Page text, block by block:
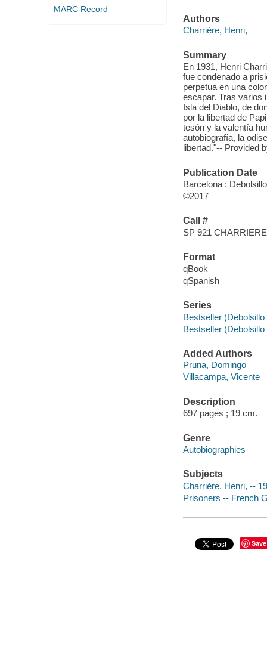
MARC Record
Authors
Charrière, Henri,
Summary
En 1931, Henri
fue condenado a
perpetua en una
escapar. Tras varios
Isla del Diablo, de
por la libertad de
tesón y la valentía
autobiografía, la
libertad."-- Provided
Publication Date
Barcelona :
©2017
Call #
SP 921
Format
qBook
qSpanish
Series
Bestseller
Bestseller
Added Authors
Pruna, Domingo
Villacampa, Vicente
Description
697 pages ; 19 cm.
Genre
Autobiographies
Subjects
Charrière, Henri, --
Prisoners -- French
Save